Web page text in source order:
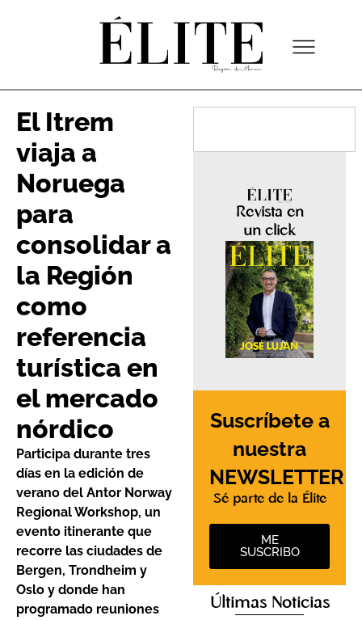
El Itrem
viaja a
Noruega
para
consolidar a
la Región
como
referencia
turística en
el mercado
nórdico
Participa durante tres
días en la edición de
verano del Antor Norway
Regional Workshop, un
evento itinerante que
recorre las ciudades de
Bergen, Trondheim y
Oslo y donde han
programado reuniones
Revista en
un click
Suscríbete a
nuestra
NEWSLETTER
Sé parte de la Élite
ME
SUSCRIBO
Últimas Noticias